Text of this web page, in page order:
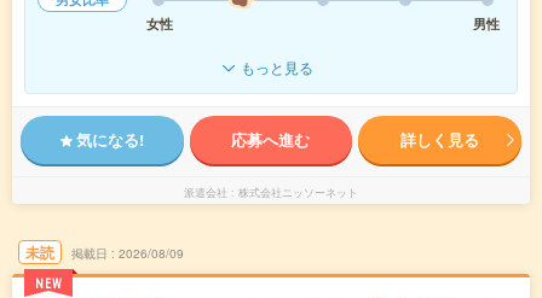
女性
男性
もっと見る
気になる! 応募へ進む 詳しく見る
派遣会社 株式会社ニッソーネット
未読
NEW
掲載日 2026/08/09